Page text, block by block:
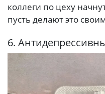
коллеги по цеху
пусть делают это
6.